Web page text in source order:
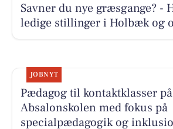
Savner du nye græsgange? -
ledige stillinger i Holbæk og
JOBNYT
Pædagog til kontaktklasser på
Absalonskolen med fokus på
specialpædagogik og